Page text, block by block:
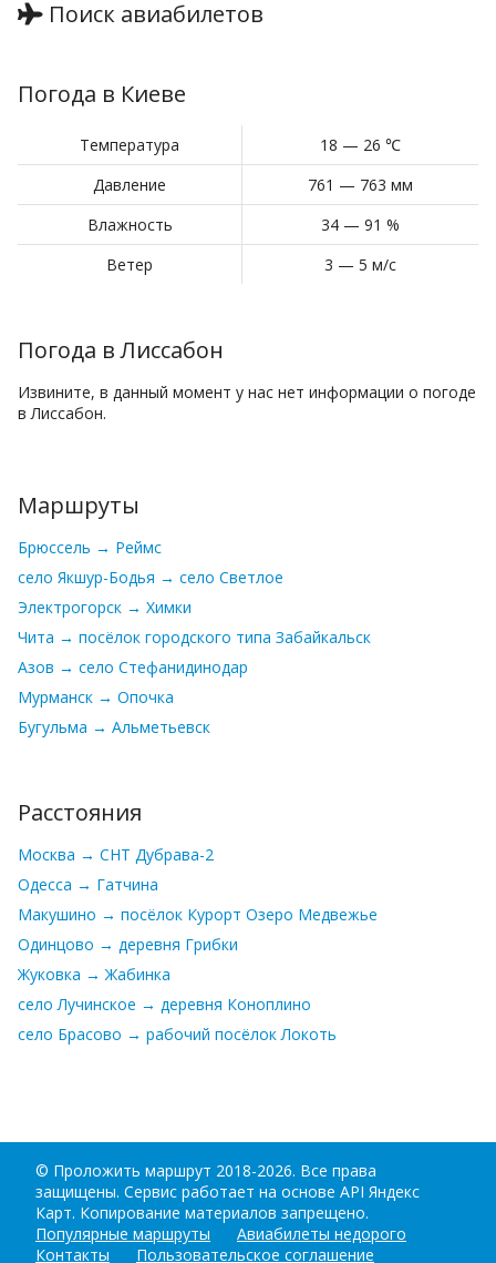
Поиск авиабилетов
Погода в Киеве
Температура
18 — 26 ℃
Давление
761 — 763 мм
Влажность
34 — 91 %
Ветер
3 — 5 м/с
Погода в Лиссабон
Извините, в данный момент у нас нет информации о погоде
в Лиссабон.
Маршруты
Брюссель → Реймс
село Якшур-Бодья → село Светлое
Электрогорск → Химки
Чита → посёлок городского типа Забайкальск
Азов → село Стефанидинодар
Мурманск → Опочка
Бугульма → Альметьевск
Расстояния
Москва → СНТ Дубрава-2
Одесса → Гатчина
Макушино → посёлок Курорт Озеро Медвежье
Одинцово → деревня Грибки
Жуковка → Жабинка
село Лучинское → деревня Коноплино
село Брасово → рабочий посёлок Локоть
© Проложить маршрут 2018-2026. Все права
защищены. Сервис работает на основе API Яндекс
Карт. Копирование материалов запрещено.
Популярные маршруты
Авиабилеты недорого
Контакты
Пользовательское соглашение